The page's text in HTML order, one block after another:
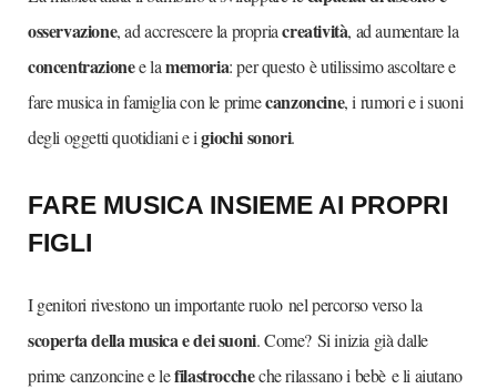
osservazione, ad accrescere la propriacreatività, ad aumentare la
concentrazionee lamemoria: per questoè utilissimoascoltare e
fare musica in famiglia con le primecanzoncine, i rumori e i suoni
degli oggetti quotidiani e igiochi sonori.
FARE MUSICA INSIEME AI PROPRI
FIGLI
I genitori rivestonounimportanteruolo nel percorso verso la
scoperta della musica e dei suoni. Come? Si inizia già dalle
primecanzoncine e lefilastroccheche rilassano i bebè e li aiutano